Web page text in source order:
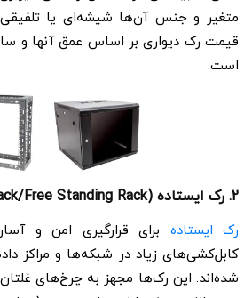
متغیر و جنس آن‌ها شیشه‌ای یا
قیمت رک دیواری بر اساس عمق آنها و
است.
2. رک‌ ایستاده (Tower Rack/Free Standing Rack):
رک‌ ایستاده برای قرارگیری امن و
شده‌اند. این رک‌ها مجهز به چرخ‌های